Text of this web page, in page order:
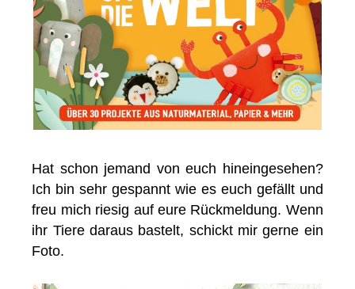
Hat schon jemand von euch hineingesehen?
Ich bin sehr gespannt wie es euch gefällt und
freu mich riesig auf eure Rückmeldung. Wenn
ihr Tiere daraus bastelt, schickt mir gerne ein
Foto.